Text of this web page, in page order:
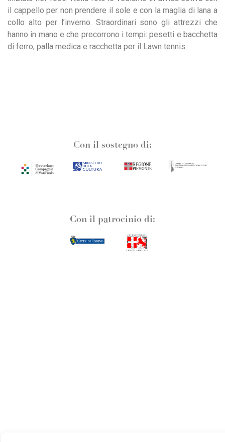
il cappello per non prendere il sole e con la maglia di lana a
collo alto per l’inverno. Straordinari sono gli attrezzi che
hanno in mano e che precorrono i tempi: pesetti e bacchetta
di ferro, palla medica e racchetta per il Lawn tennis.
Con il sostegno di:
Con il patrocinio di: